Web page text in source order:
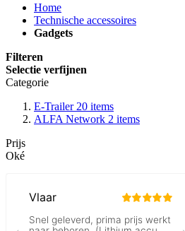
Home
Technische accessoires
Gadgets
Filteren
Selectie verfijnen
Categorie
E-Trailer 20 items
ALFA Network 2 items
Prijs
Oké